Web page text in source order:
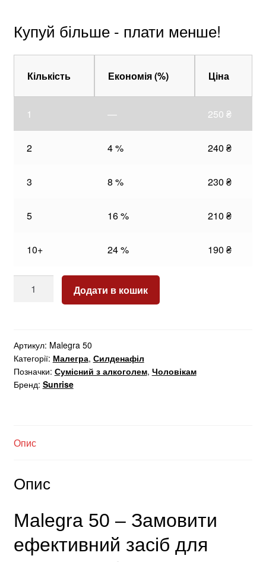
Купуй більше - плати менше!
Кількість Економія (%) Ціна
1 — 250₴
2 4 % 240₴
3 8 % 230₴
5 16 % 210₴
10+ 24 % 190₴
Додати в кошик
Артикул: Malegra 50
Категорії: Малегра, Силденафіл
Позначки: Сумісний з алкоголем, Чоловікам
Бренд: Sunrise
Опис
Опис
Malegra 50 – Замовити
ефективний засіб для